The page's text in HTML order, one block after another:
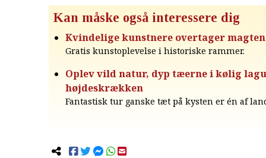
Kan måske også interessere dig
Kvindelige kunstnere overtager
Gratis kunstoplevelse i historiske rammer.
Oplev vild natur, dyp tæerne i kølig
højdeskrækken
Fantastisk tur ganske tæt på kysten er én af